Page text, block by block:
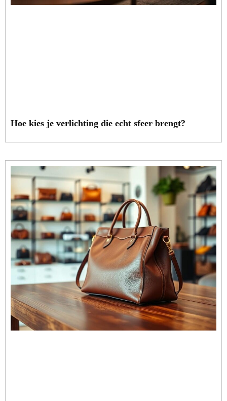
Hoe kies je verlichting die echt sfeer brengt?